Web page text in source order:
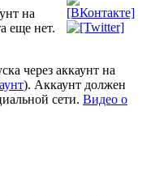
на
еще нет.
через аккаунт на
). Аккаунт должен
сети. Видео о